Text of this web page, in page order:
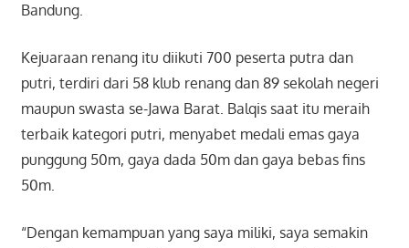
Bandung.
Kejuaraan renang itu diikuti 700 peserta putra dan
putri, terdiri dari 58 klub renang dan 89 sekolah negeri
maupun swasta se-Jawa Barat. Balqis saat itu meraih
terbaik kategori putri, menyabet medali emas gaya
punggung 50m, gaya dada 50m dan gaya bebas fins
50m.
“Dengan kemampuan yang saya miliki, saya semakin